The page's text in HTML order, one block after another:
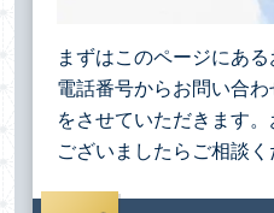
まずはこのページにあ
電話番号からお問い合
をさせていただきます
ございましたらご相談く